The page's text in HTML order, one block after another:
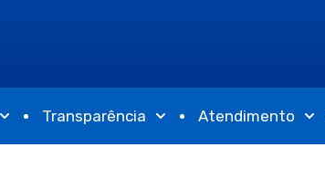
Transparência Atendimento